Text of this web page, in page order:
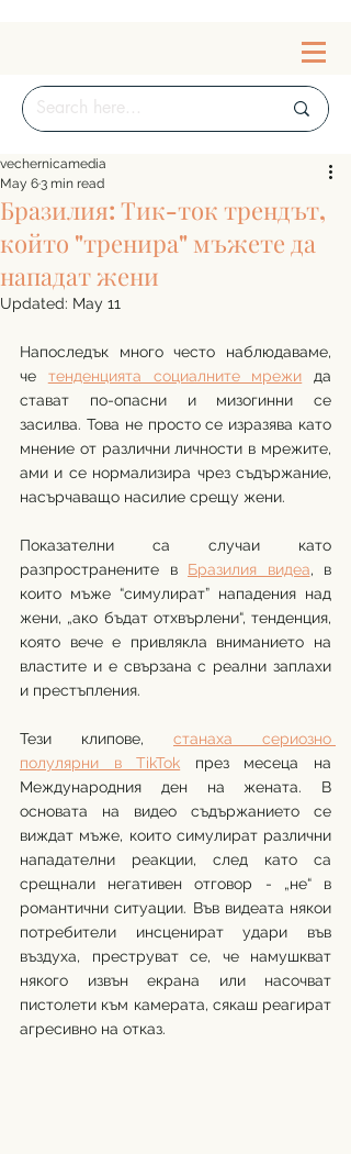
Бразилия: Тик-ток трендът,
който "тренира" мъжете да
нападат жени
vechernicamedia
May 63 min read
Updated: May 11
Напоследък много често наблюдаваме,
че тенденцията социалните мрежи да
стават по-опасни и мизогинни се
засилва. Това не просто се изразява като
мнение от различни личности в мрежите,
ами и се нормализира чрез съдържание,
насърчаващо насилие срещу жени.
Показателни са случаи като
разпространените в Бразилия видеа, в
които мъже “симулират” нападения над
жени, „ако бъдат отхвърлени“, тенденция,
която вече е привлякла вниманието на
властите и е свързана с реални заплахи
и престъпления.
Тези клипове, станаха сериозно
полулярни в TikTok през месеца на
Международния ден на жената. В
основата на видео съдържанието се
виждат мъже, които симулират различни
нападателни реакции, след като са
срещнали негативен отговор - „не“ в
романтични ситуации. Във видеата някои
потребители инсценират удари във
въздуха, преструват се, че намушкват
някого извън екрана или насочват
пистолети към камерата, сякаш реагират
агресивно на отказ.